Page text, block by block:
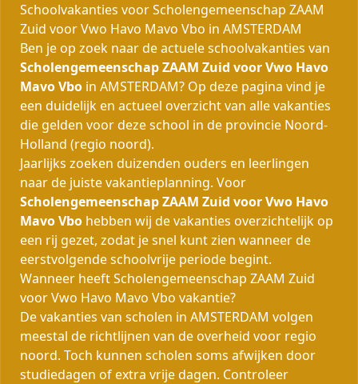
Schoolvakanties voor Scholengemeenschap ZAAM
Zuid voor Vwo Havo Mavo Vbo in AMSTERDAM
Ben je op zoek naar de actuele schoolvakanties van
Scholengemeenschap ZAAM Zuid voor Vwo Havo
Mavo Vbo in AMSTERDAM? Op deze pagina vind je
een duidelijk en actueel overzicht van alle vakanties
die gelden voor deze school in de provincie Noord-
Holland (regio noord).
Jaarlijks zoeken duizenden ouders en leerlingen
naar de juiste vakantieplanning. Voor
Scholengemeenschap ZAAM Zuid voor Vwo Havo
Mavo Vbo hebben wij de vakanties overzichtelijk op
een rij gezet, zodat je snel kunt zien wanneer de
eerstvolgende schoolvrije periode begint.
Wanneer heeft Scholengemeenschap ZAAM Zuid
voor Vwo Havo Mavo Vbo vakantie?
De vakanties van scholen in AMSTERDAM volgen
meestal de richtlijnen van de overheid voor regio
noord. Toch kunnen scholen soms afwijken door
studiedagen of extra vrije dagen. Controleer